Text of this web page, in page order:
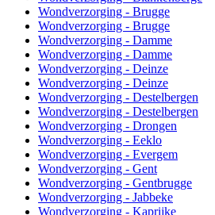
Wondverzorging - Brugge
Wondverzorging - Brugge
Wondverzorging - Damme
Wondverzorging - Damme
Wondverzorging - Deinze
Wondverzorging - Deinze
Wondverzorging - Destelbergen
Wondverzorging - Destelbergen
Wondverzorging - Drongen
Wondverzorging - Eeklo
Wondverzorging - Evergem
Wondverzorging - Gent
Wondverzorging - Gentbrugge
Wondverzorging - Jabbeke
Wondverzorging - Kaprijke